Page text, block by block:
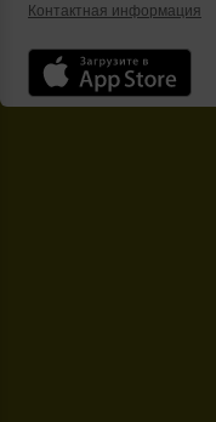
Контактная информация